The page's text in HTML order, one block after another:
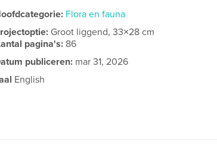
Flora en fauna
Groot liggend, 33×28 cm
pagina's: 86
publiceren: mar 31, 2026
English